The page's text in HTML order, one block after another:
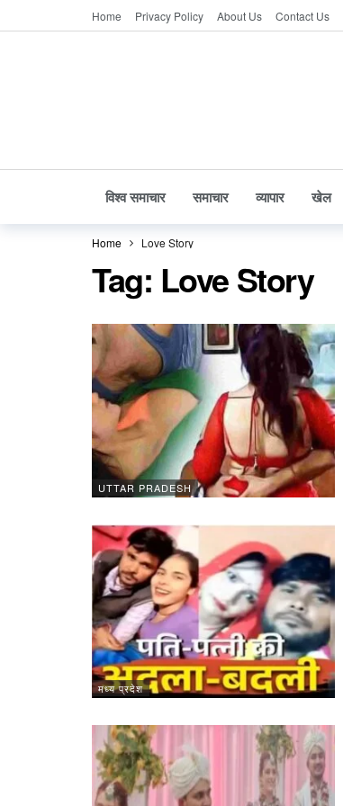
Home Privacy Policy About Us Contact Us
विश्व समाचार समाचार व्यापार खेल
Home Love Story
Tag: Love Story
UTTAR PRADESH
मध्य प्रदेश